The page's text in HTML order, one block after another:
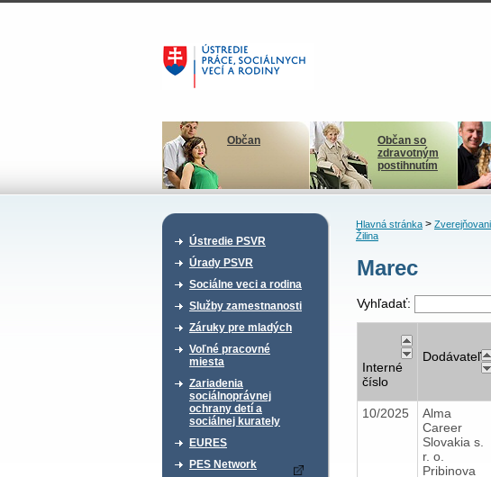
Občan
Občan so
zdravotným
postihnutím
Ústredie PSVR
Úrady PSVR
Sociálne veci a rodina
Služby zamestnanosti
Záruky pre mladých
Voľné pracovné
miesta
Zariadenia
sociálnoprávnej
ochrany detí a
sociálnej kurately
EURES
PES Network
Hlavná stránka>
Žilina
Marec
Vyhľadať:
Interné
číslo
Dodávateľ
10/2025
Alma
Career
Slovakia s.
r. o.
Pribinova